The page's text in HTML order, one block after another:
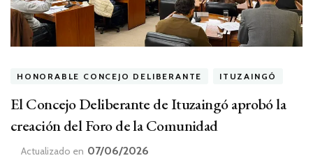
HONORABLE CONCEJO DELIBERANTE ITUZAINGÓ
El Concejo Deliberante de Ituzaingó aprobó la
creación del Foro de la Comunidad
Actualizado en 07/06/2026